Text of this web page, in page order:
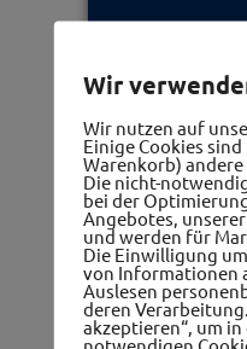
Wir
Wir nutzen auf
Einige Cookies
Warenkorb)
Die nicht-
bei der
Angebotes,
und werden für
Die Einwilligung
von Informationen
Auslesen
deren
akzeptieren“, um
notwendigen